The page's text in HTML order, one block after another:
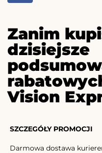
Zanim
dzisiejsze
Vision
SZCZEGÓŁY PROMOCJI
Darmowa dostawa